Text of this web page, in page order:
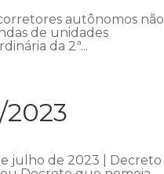
autônomos não
de unidades
da 2ª...
julho de 2023 | Decreto